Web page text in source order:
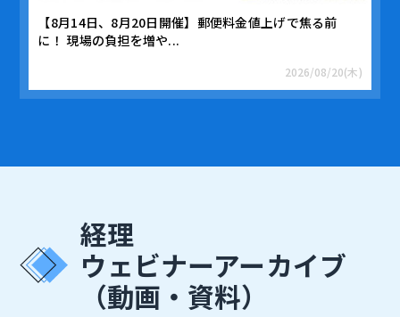
【8月14日、8月20日開催】郵便料金値上げで焦る前
に！ 現場の負担を増や...
2026/08/20(木)
経理
ウェビナーアーカイブ
（動画・資料）